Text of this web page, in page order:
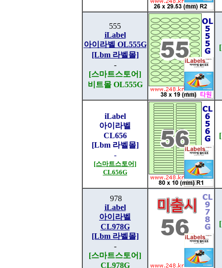
555
iLabel
아이라벨 OL555G
[Lbm 라벨몰]
-
[스마트스토어]
비트몰 OL555G
iLabel
아이라벨
CL656
[Lbm 라벨몰]
-
[스마트스토어]
CL656G
978
iLabel
아이라벨
CL978G
[Lbm 라벨몰]
-
[스마트스토어]
CL978G